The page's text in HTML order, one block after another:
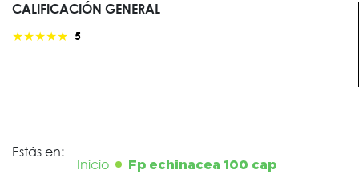
CALIFICACIÓN GENERAL
★★★★★ 5
Estás en:
Inicio
Fp echinacea 100 cap